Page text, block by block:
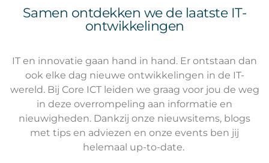
Samen ontdekken we de laatste IT-
ontwikkelingen
IT en innovatie gaan hand in hand. Er ontstaan dan
ook elke dag nieuwe ontwikkelingen in de IT-
wereld. Bij Core ICT leiden we graag voor jou de weg
in deze overrompeling aan informatie en
nieuwigheden. Dankzij onze nieuwsitems, blogs
met tips en adviezen en onze events ben jij
helemaal up-to-date.